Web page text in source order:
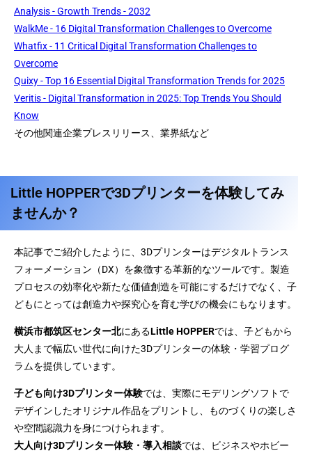
Analysis - Growth Trends - 2032
WalkMe - 16 Digital Transformation Challenges to Overcome
Whatfix - 11 Critical Digital Transformation Challenges to
Overcome
Quixy - Top 16 Essential Digital Transformation Trends for 2025
Veritis - Digital Transformation in 2025: Top Trends You Should
Know
その他関連企業プレスリリース、業界紙など
Little HOPPERで3Dプリンターを体験してみ
ませんか？
本記事でご紹介したように、3Dプリンターはデジタルトランス
フォーメーション（DX）を象徴する革新的なツールです。製造
プロセスの効率化や新たな価値創造を可能にするだけでなく、子
どもにとっては創造力や探究心を育む学びの機会にもなります。
横浜市都筑区センター北にあるLittle HOPPERでは、子どもから
大人まで幅広い世代に向けた3Dプリンターの体験・学習プログ
ラムを提供しています。
子ども向け3Dプリンター体験では、実際にモデリングソフトで
デザインしたオリジナル作品をプリントし、ものづくりの楽しさ
や空間認識力を身につけられます。
大人向け3Dプリンター体験・導入相談では、ビジネスやホビー